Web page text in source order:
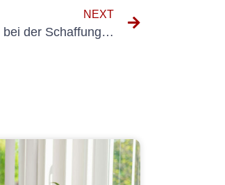
NEXT
Die Rolle der DGUV-Wiederholungsprüfung bei der Schaffung einer Sicherheitskultur am Arbeitsplatz